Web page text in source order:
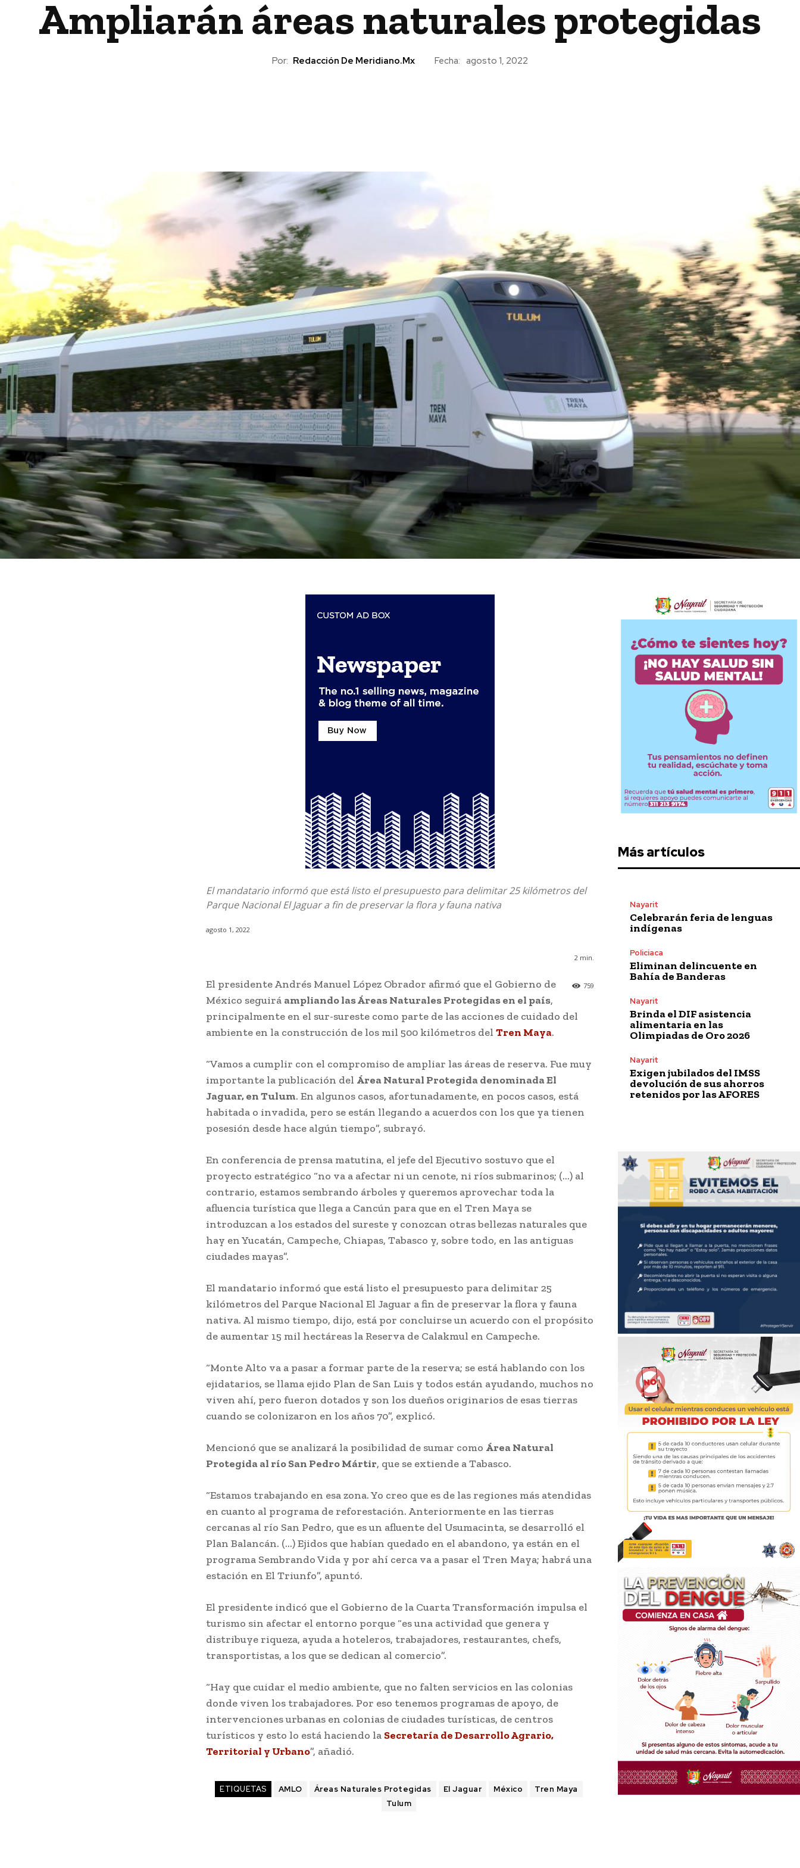
Ampliarán áreas naturales protegidas
Por: Redacción De Meridiano.mx Fecha: agosto 1, 2022
El mandatario informó que está listo el presupuesto para delimitar 25 kilómetros del
Parque Nacional El Jaguar a fin de preservar la flora y fauna nativa
agosto 1, 2022
2 min.
759
El presidente Andrés Manuel López Obrador afirmó que el Gobierno de
México seguirá ampliando las Áreas Naturales Protegidas en el país,
principalmente en el sur-sureste como parte de las acciones de cuidado del
ambiente en la construcción de los mil 500 kilómetros del Tren Maya.
“Vamos a cumplir con el compromiso de ampliar las áreas de reserva. Fue muy
importante la publicación del Área Natural Protegida denominada El
Jaguar, en Tulum. En algunos casos, afortunadamente, en pocos casos, está
habitada o invadida, pero se están llegando a acuerdos con los que ya tienen
posesión desde hace algún tiempo”, subrayó.
En conferencia de prensa matutina, el jefe del Ejecutivo sostuvo que el
proyecto estratégico “no va a afectar ni un cenote, ni ríos submarinos; (…) al
contrario, estamos sembrando árboles y queremos aprovechar toda la
afluencia turística que llega a Cancún para que en el Tren Maya se
introduzcan a los estados del sureste y conozcan otras bellezas naturales que
hay en Yucatán, Campeche, Chiapas, Tabasco y, sobre todo, en las antiguas
ciudades mayas”.
El mandatario informó que está listo el presupuesto para delimitar 25
kilómetros del Parque Nacional El Jaguar a fin de preservar la flora y fauna
nativa. Al mismo tiempo, dijo, está por concluirse un acuerdo con el propósito
de aumentar 15 mil hectáreas la Reserva de Calakmul en Campeche.
“Monte Alto va a pasar a formar parte de la reserva; se está hablando con los
ejidatarios, se llama ejido Plan de San Luis y todos están ayudando, muchos no
viven ahí, pero fueron dotados y son los dueños originarios de esas tierras
cuando se colonizaron en los años 70”, explicó.
Mencionó que se analizará la posibilidad de sumar como Área Natural
Protegida al río San Pedro Mártir, que se extiende a Tabasco.
“Estamos trabajando en esa zona. Yo creo que es de las regiones más atendidas
en cuanto al programa de reforestación. Anteriormente en las tierras
cercanas al río San Pedro, que es un afluente del Usumacinta, se desarrolló el
Plan Balancán. (…) Ejidos que habían quedado en el abandono, ya están en el
programa Sembrando Vida y por ahí cerca va a pasar el Tren Maya; habrá una
estación en El Triunfo”, apuntó.
El presidente indicó que el Gobierno de la Cuarta Transformación impulsa el
turismo sin afectar el entorno porque “es una actividad que genera y
distribuye riqueza, ayuda a hoteleros, trabajadores, restaurantes, chefs,
transportistas, a los que se dedican al comercio”.
“Hay que cuidar el medio ambiente, que no falten servicios en las colonias
donde viven los trabajadores. Por eso tenemos programas de apoyo, de
intervenciones urbanas en colonias de ciudades turísticas, de centros
turísticos y esto lo está haciendo la Secretaría de Desarrollo Agrario,
Territorial y Urbano”, añadió.
ETIQUETAS AMLO Áreas Naturales Protegidas El Jaguar México
Tren Maya
Tulum
Más artículos
Nayarit
Celebrarán feria de lenguas
indígenas
Policiaca
Eliminan delincuente en
Bahía de Banderas
Nayarit
Brinda el DIF asistencia
alimentaria en las
Olimpiadas de Oro 2026
Nayarit
Exigen jubilados del IMSS
devolución de sus ahorros
retenidos por las AFORES